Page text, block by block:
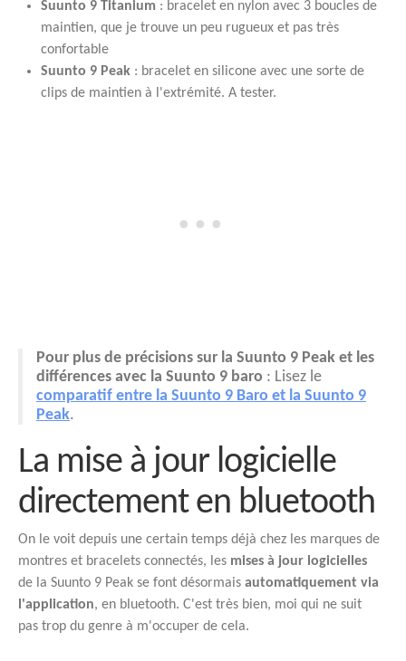
Suunto 9 Titanium : bracelet en nylon avec 3 boucles de
maintien, que je trouve un peu rugueux et pas très
confortable
Suunto 9 Peak : bracelet en silicone avec une sorte de
clips de maintien à l'extrémité. A tester.
Pour plus de précisions sur la Suunto 9 Peak et les
différences avec la Suunto 9 baro : Lisez le
comparatif entre la Suunto 9 Baro et la Suunto 9
Peak.
La mise à jour logicielle
directement en bluetooth
On le voit depuis une certain temps déjà chez les marques de
montres et bracelets connectés, les mises à jour logicielles
de la Suunto 9 Peak se font désormais automatiquement via
l'application, en bluetooth. C'est très bien, moi qui ne suit
pas trop du genre à m'occuper de cela.